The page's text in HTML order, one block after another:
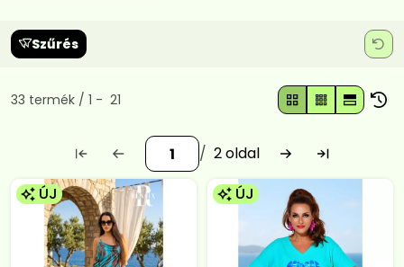
Szűrés
Összes termék a kategóriában
33 termék 1 21
2
ÚJ
ÚJ